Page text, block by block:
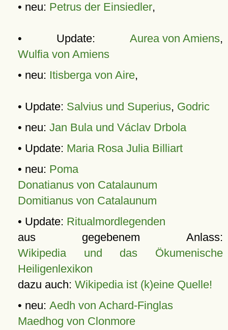
• neu: Petrus der Einsiedler,
• Update: Aurea von Amiens,
Wulfia von Amiens
• neu: Itisberga von Aire,
• Update: Salvius und Superius, Godric
• neu: Jan Bula und Václav Drbola
• Update: Maria Rosa Julia Billiart
• neu: Poma
Donatianus von Catalaunum
Domitianus von Catalaunum
• Update: Ritualmordlegenden
aus gegebenem Anlass:
Wikipedia und das Ökumenische
Heiligenlexikon
dazu auch: Wikipedia ist (k)eine Quelle!
• neu: Aedh von Achard-Finglas
Maedhog von Clonmore